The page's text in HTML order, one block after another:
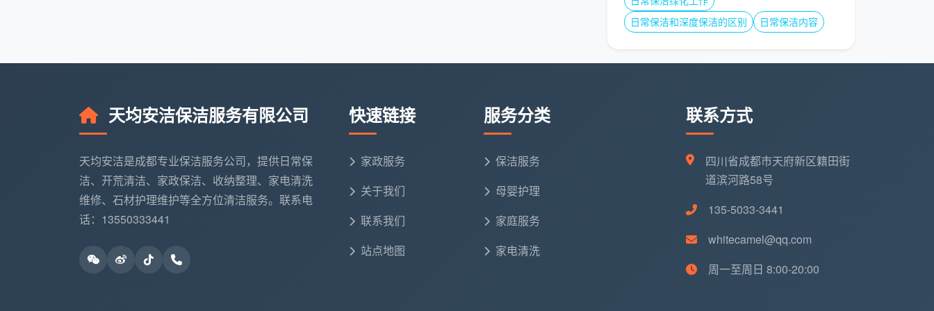
成都天均安洁保洁：把每一份合同做成“服务说明书”
们有一套独特的工作流程：
服务方案与报价，写进专属合同。
百余项可视节点逐项销号：保洁员携带与合同一致的验收表作业，擦完一项打勾一项，业主可随
时抽查。
：合同附件注明所使用的清洁剂品牌与主要成分，确保没有强酸强碱伤害装修
表面和居住健康。
日常保洁和深度保洁的区别
日常保洁内容
天均安洁保洁服务有限公司
天均安洁是成都专业保洁服务公司，提供日常保
洁、开荒清洁、家政保洁、收纳整理、家电清洗
维修、石材护理维护等全方位清洁服务。联系电
话：13550333441
快速链接
家政服务
关于我们
联系我们
站点地图
服务分类
保洁服务
母婴护理
家庭服务
家电清洗
联系方式
四川省成都市天府新区籍田街
道滨河路58号
135-5033-3441
whitecamel@qq.com
周一至周日 8:00-20:00